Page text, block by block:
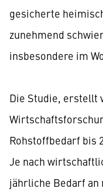
gesicherte
zunehmend
insbesondere im
Die Studie, erstellt
Rohstoffbedarf bis
Je nach
jährliche Bedarf